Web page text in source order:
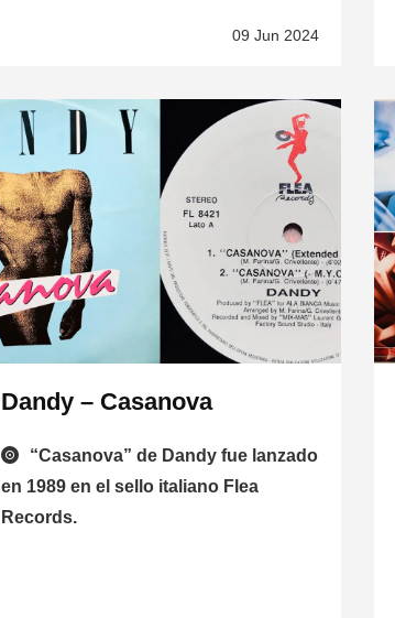
09 Jun 2024
Dandy – Casanova
“Casanova” de Dandy fue lanzado
en 1989 en el sello italiano Flea
Records.